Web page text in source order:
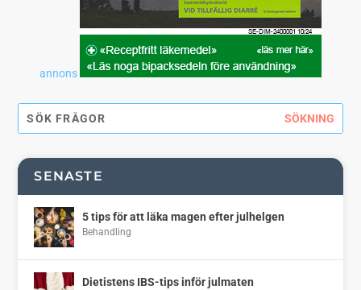
annons
SENASTE
5 tips för att läka magen efter julhelgen
Behandling
Dietistens IBS-tips inför julmaten